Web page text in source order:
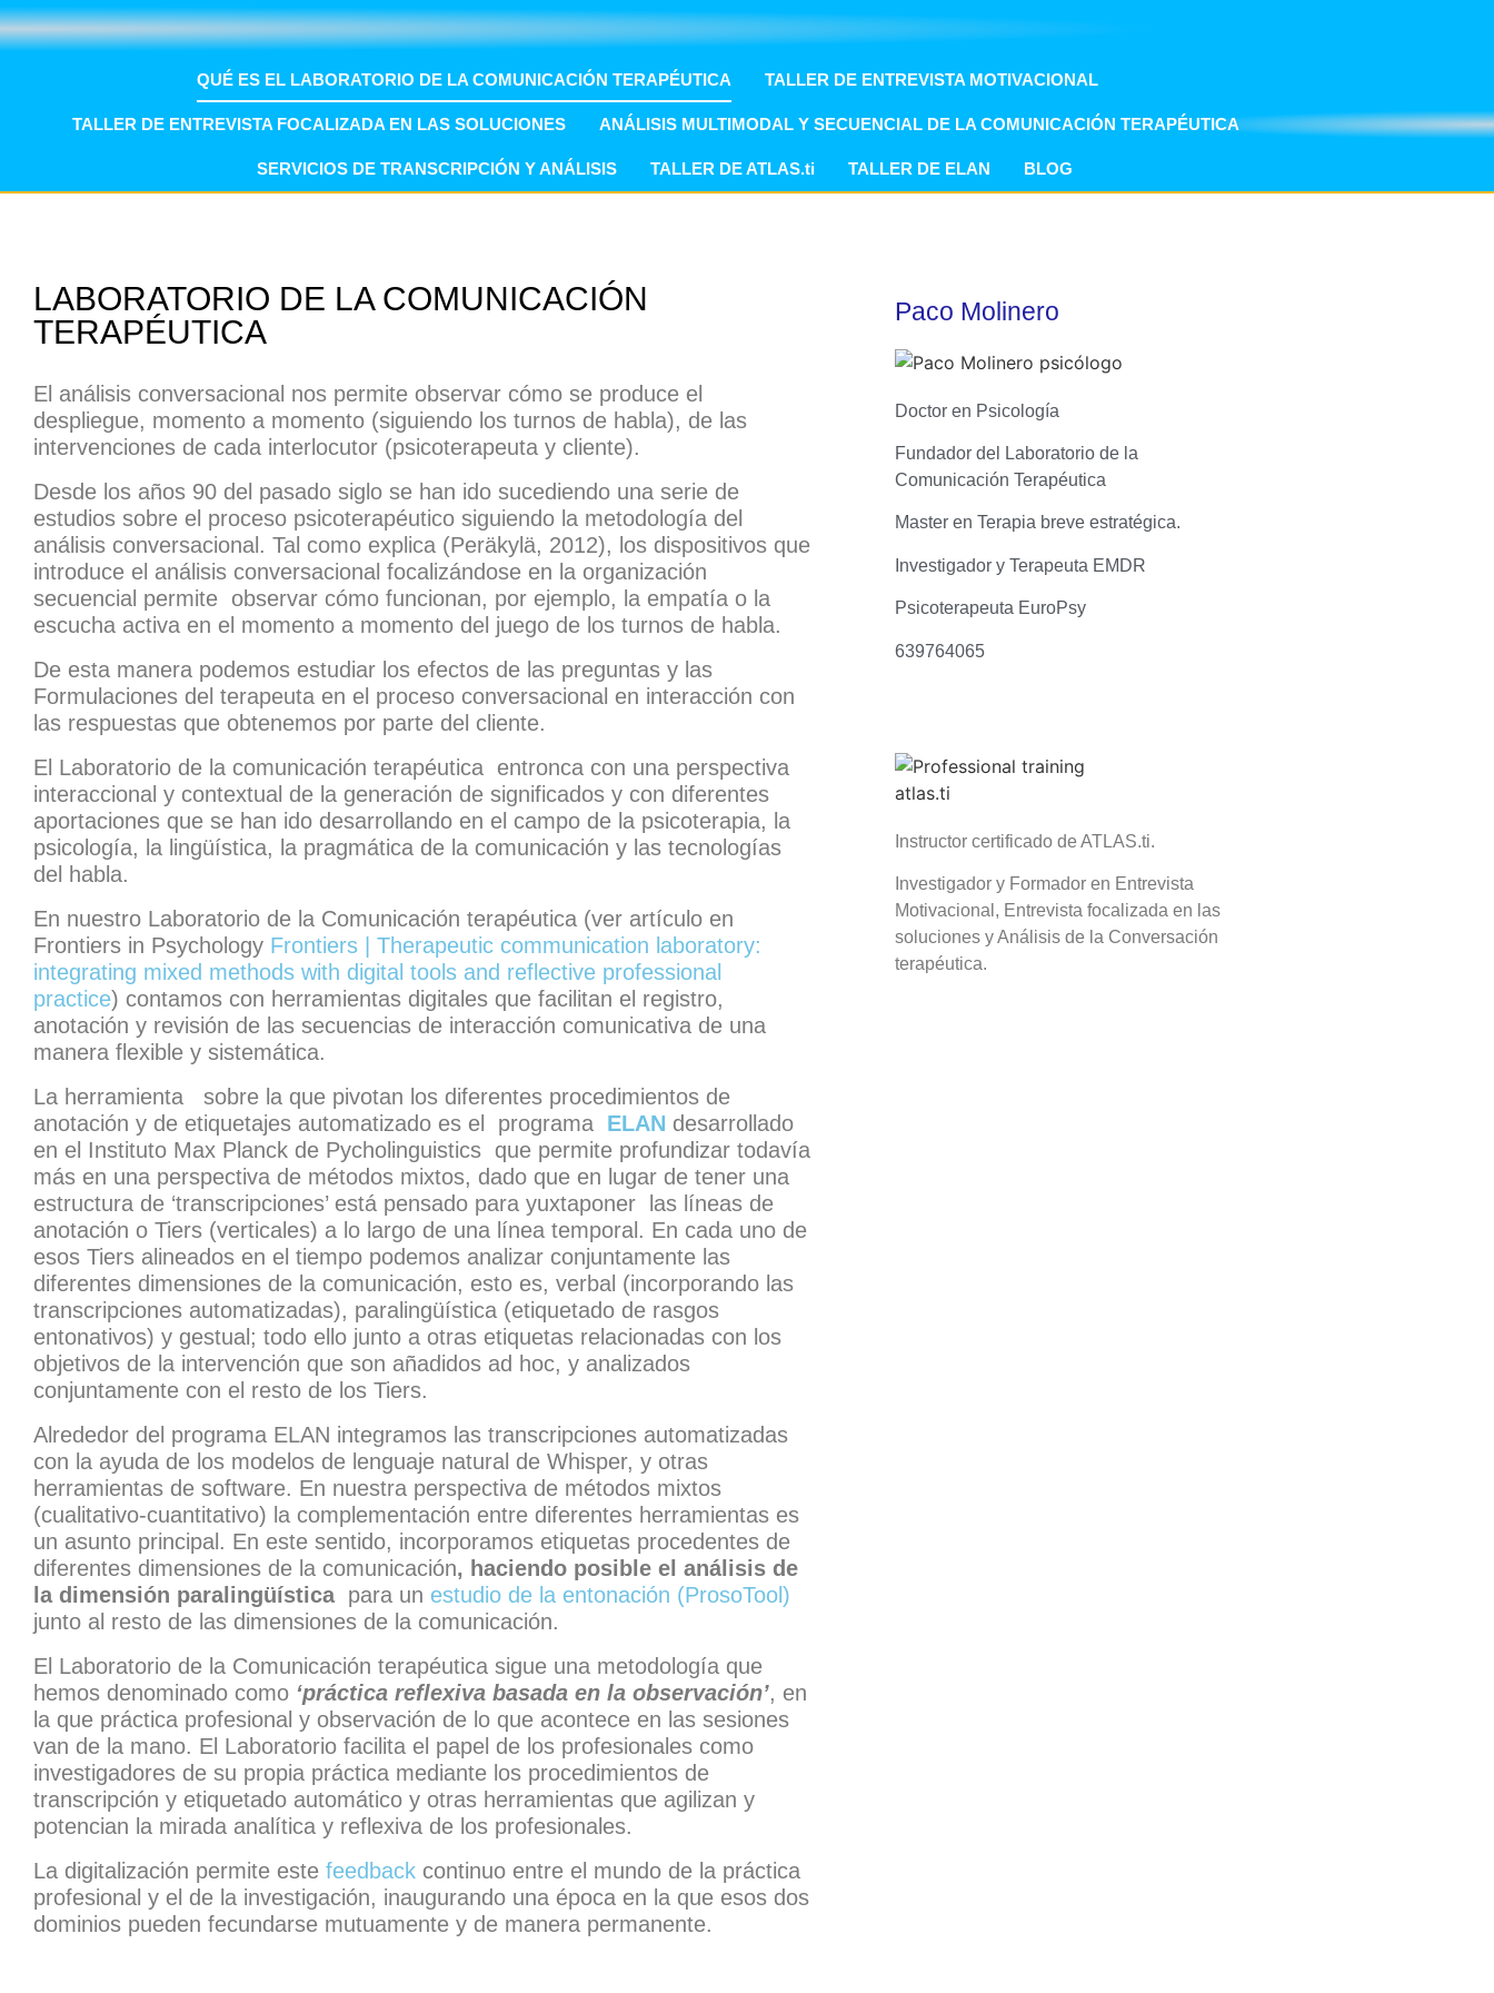
QUÉ ES EL LABORATORIO DE LA COMUNICACIÓN TERAPÉUTICA TALLER DE ENTREVISTA MOTIVACIONAL
TALLER DE ENTREVISTA FOCALIZADA EN LAS SOLUCIONES ANÁLISIS MULTIMODAL Y SECUENCIAL DE LA COMUNICACIÓN TERAPÉUTICA
SERVICIOS DE TRANSCRIPCIÓN Y ANÁLISIS TALLER DE ATLAS.ti TALLER DE ELAN BLOG
LABORATORIO DE LA COMUNICACIÓN
TERAPÉUTICA
El análisis conversacional nos permite observar cómo se produce el
despliegue, momento a momento (siguiendo los turnos de habla), de las
intervenciones de cada interlocutor (psicoterapeuta y cliente).
Desde los años 90 del pasado siglo se han ido sucediendo una serie de
estudios sobre el proceso psicoterapéutico siguiendo la metodología del
análisis conversacional. Tal como explica (Peräkylä, 2012), los dispositivos que
introduce el análisis conversacional focalizándose en la organización
secuencial permite observar cómo funcionan, por ejemplo, la empatía o la
escucha activa en el momento a momento del juego de los turnos de habla.
De esta manera podemos estudiar los efectos de las preguntas y las
Formulaciones del terapeuta en el proceso conversacional en interacción con
las respuestas que obtenemos por parte del cliente.
El Laboratorio de la comunicación terapéutica entronca con una perspectiva
interaccional y contextual de la generación de significados y con diferentes
aportaciones que se han ido desarrollando en el campo de la psicoterapia, la
psicología, la lingüística, la pragmática de la comunicación y las tecnologías
del habla.
En nuestro Laboratorio de la Comunicación terapéutica (ver artículo en
Frontiers in Psychology Frontiers | Therapeutic communication laboratory:
integrating mixed methods with digital tools and reflective professional
practice) contamos con herramientas digitales que facilitan el registro,
anotación y revisión de las secuencias de interacción comunicativa de una
manera flexible y sistemática.
La herramienta sobre la que pivotan los diferentes procedimientos de
anotación y de etiquetajes automatizado es el programa ELAN desarrollado
en el Instituto Max Planck de Pycholinguistics que permite profundizar todavía
más en una perspectiva de métodos mixtos, dado que en lugar de tener una
estructura de ‘transcripciones’ está pensado para yuxtaponer las líneas de
anotación o Tiers (verticales) a lo largo de una línea temporal. En cada uno de
esos Tiers alineados en el tiempo podemos analizar conjuntamente las
diferentes dimensiones de la comunicación, esto es, verbal (incorporando las
transcripciones automatizadas), paralingüística (etiquetado de rasgos
entonativos) y gestual; todo ello junto a otras etiquetas relacionadas con los
objetivos de la intervención que son añadidos ad hoc, y analizados
conjuntamente con el resto de los Tiers.
Alrededor del programa ELAN integramos las transcripciones automatizadas
con la ayuda de los modelos de lenguaje natural de Whisper, y otras
herramientas de software. En nuestra perspectiva de métodos mixtos
(cualitativo-cuantitativo) la complementación entre diferentes herramientas es
un asunto principal. En este sentido, incorporamos etiquetas procedentes de
diferentes dimensiones de la comunicación, haciendo posible el análisis de
la dimensión paralingüísticapara un estudio de la entonación (ProsoTool)
junto al resto de las dimensiones de la comunicación.
El Laboratorio de la Comunicación terapéutica sigue una metodología que
hemos denominado como ‘práctica reflexiva basada en la observación’, en
la que práctica profesional y observación de lo que acontece en las sesiones
van de la mano. El Laboratorio facilita el papel de los profesionales como
investigadores de su propia práctica mediante los procedimientos de
transcripción y etiquetado automático y otras herramientas que agilizan y
potencian la mirada analítica y reflexiva de los profesionales.
La digitalización permite este feedback continuo entre el mundo de la práctica
profesional y el de la investigación, inaugurando una época en la que esos dos
dominios pueden fecundarse mutuamente y de manera permanente.
Paco Molinero
Doctor en Psicología
Fundador del Laboratorio de la
Comunicación Terapéutica
Master en Terapia breve estratégica.
Investigador y Terapeuta EMDR
Psicoterapeuta EuroPsy
639764065
Instructor certificado de ATLAS.ti.
Investigador y Formador en Entrevista
Motivacional, Entrevista focalizada en las
soluciones y Análisis de la Conversación
terapéutica.